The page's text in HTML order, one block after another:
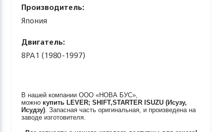
Производитель:
Япония
Двигатель:
8PA1 (1980-1997)
В нашей компании ООО «НОВА БУС»,
можно купить LEVER; SHIFT,STARTER ISUZU (Исузу,
Исудзу). Запасная часть оригинальная, и произведена на
заводе изготовителя.